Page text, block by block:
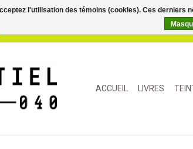
ACCUEIL LIVRES
l'utilisation des témoins (cookies). Ces